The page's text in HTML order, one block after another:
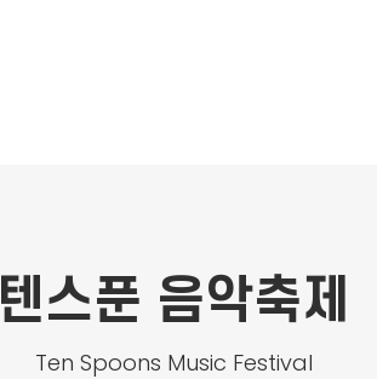
텐스푼 음악축제
Ten Spoons Music Festival